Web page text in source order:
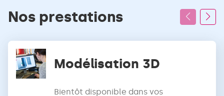
Nos prestations
Modélisation 3D
Bientôt disponible dans vos